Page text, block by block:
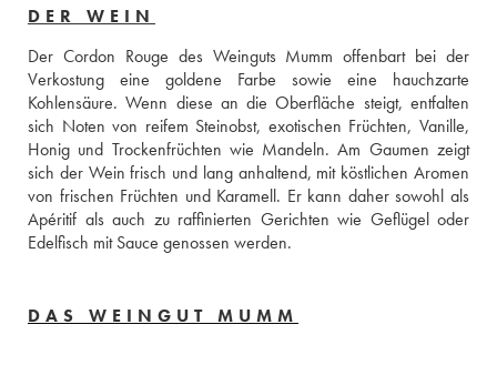
DER WEIN
Der Cordon Rouge des Weinguts Mumm offenbart bei der
Verkostung eine goldene Farbe sowie eine hauchzarte
Kohlensäure. Wenn diese an die Oberfläche steigt, entfalten
sich Noten von reifem Steinobst, exotischen Früchten, Vanille,
Honig und Trockenfrüchten wie Mandeln. Am Gaumen zeigt
sich der Wein frisch und lang anhaltend, mit köstlichen Aromen
von frischen Früchten und Karamell. Er kann daher sowohl als
Apéritif als auch zu raffinierten Gerichten wie Geflügel oder
Edelfisch mit Sauce genossen werden.
DAS WEINGUT MUMM